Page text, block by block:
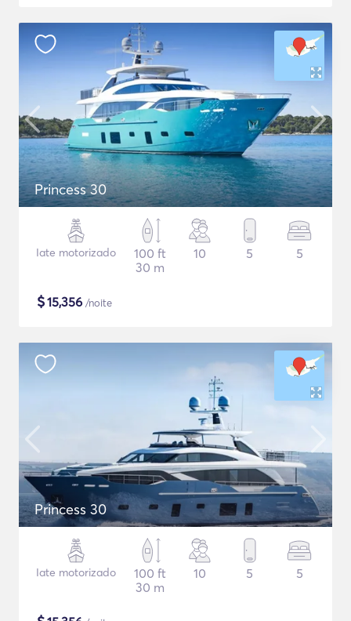
Princess 30
Iate motorizado
100 ft
30 m
10 5 5
$15,356 /noite
Princess 30
Iate motorizado
100 ft
30 m
10 5 5